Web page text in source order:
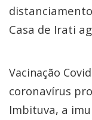
Casa de Irati
Vacinação
coronavírus
Imbituva, a